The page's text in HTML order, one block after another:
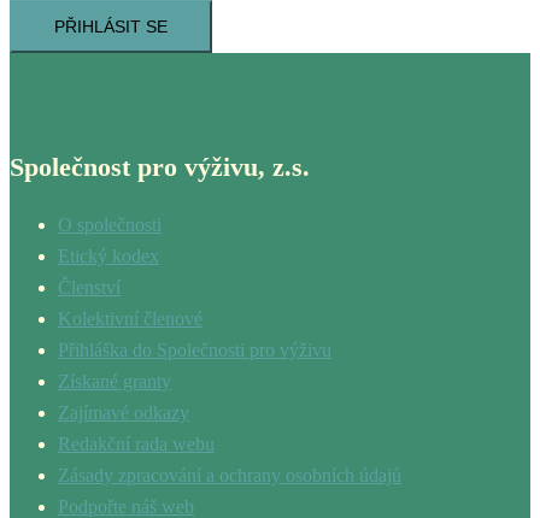
PŘIHLÁSIT SE
Společnost pro výživu, z.s.
O společnosti
Etický kodex
Členství
Kolektivní členové
Přihláška do Společnosti pro výživu
Získané granty
Zajímavé odkazy
Redakční rada webu
Zásady zpracování a ochrany osobních údajů
Podpořte náš web